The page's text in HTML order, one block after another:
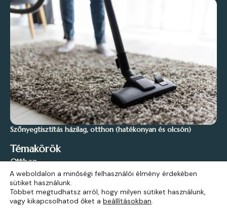
Szőnyegtisztítás házilag, otthon (hatékonyan és olcsón)
Témakörök
Otthon
Stílus és Inspiráció
Kert és Szabadidő
Építkezés
A weboldalon a minőségi felhasználói élmény érdekében
sütiket használunk.
Többet megtudhatsz arról, hogy milyen sütiket használunk,
vagy kikapcsolhatod őket a beállításokban.